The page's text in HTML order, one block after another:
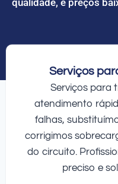
Serviços
Serviços para
atendimento
falhas,
corrigimos
do circuito.
preciso e